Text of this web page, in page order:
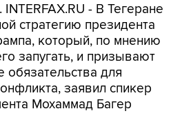
INTERFAX.RU - В Тегеране
стратегию президента
который, по мнению
запугать, и призывают
обязательства для
заявил спикер
Мохаммад Багер